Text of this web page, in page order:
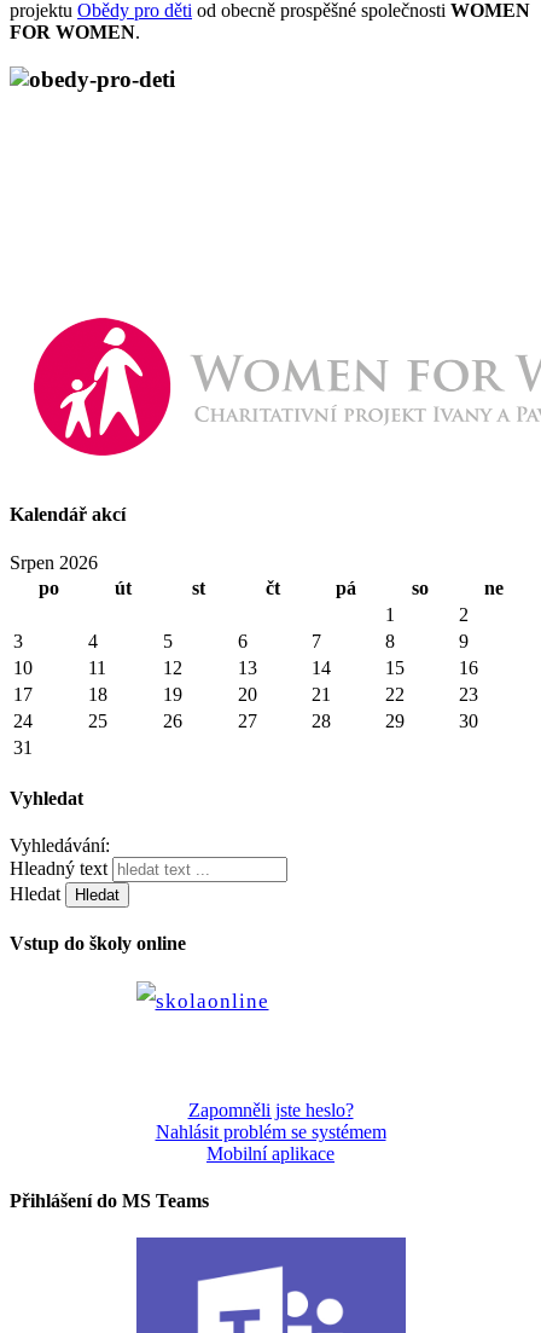
projektu Obědy pro děti od obecně prospěšné společnosti WOMEN
FOR WOMEN.
Kalendář akcí
Srpen 2026
po
út st čt pá so
ne
1
2
3
4 5 6 7 8
9
10
11 12 13 14 15
16
17
18 19 20 21 22
23
24
25 26 27 28 29
30
31
Vyhledat
Vyhledávání:
Hleadný text
Hledat
Vstup do školy online
Zapomněli jste heslo?
Nahlásit problém se systémem
Mobilní aplikace
Přihlášení do MS Teams